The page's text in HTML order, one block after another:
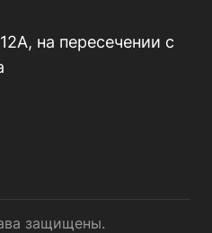
на пересечении с
защищены.